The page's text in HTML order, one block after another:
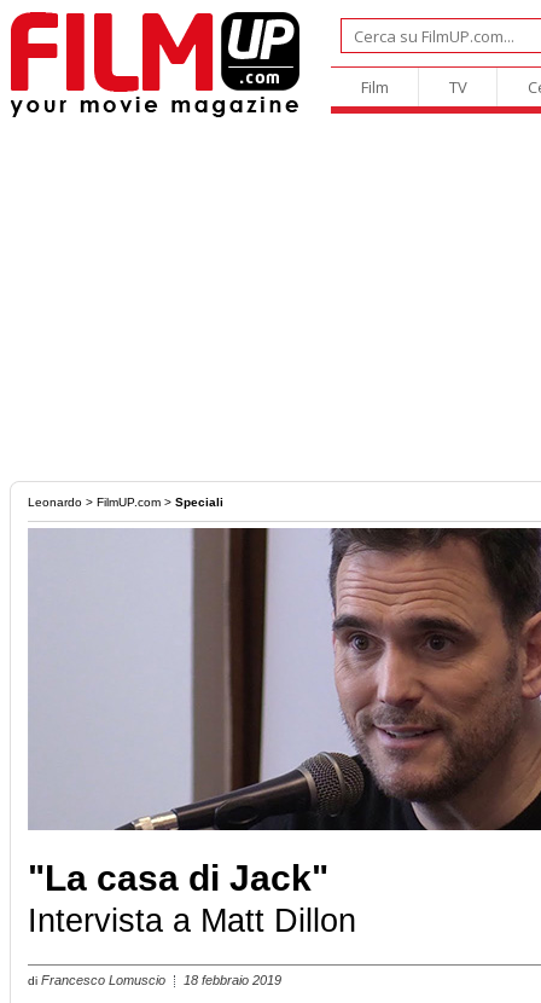
Film TV
Leonardo > FilmUP.com > Speciali
"La casa di Jack"
Intervista a Matt Dillon
di Francesco Lomuscio 18 febbraio 2019